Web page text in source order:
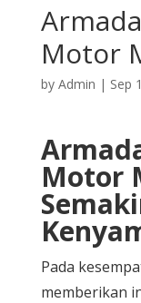
Motor
by Admin | Sep
Motor
Pada
memberikan